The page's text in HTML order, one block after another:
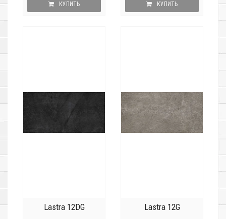
КУПИТЬ КУПИТЬ
Lastra 12DG Lastra 12G